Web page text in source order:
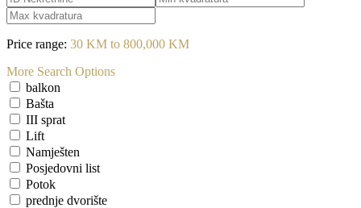
Price range: 30 KM to 800,000 KM
More Search Options
balkon
Bašta
III sprat
Lift
Namješten
Posjedovni list
Potok
prednje dvorište